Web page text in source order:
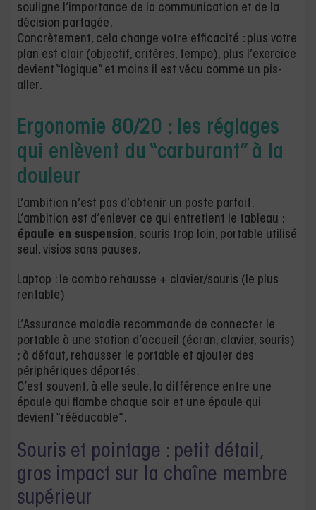
souligne l’importance de la communication et de la
décision partagée.
Concrètement, cela change votre efficacité : plus votre
plan est clair (objectif, critères, tempo), plus l’exercice
devient “logique” et moins il est vécu comme un pis-
aller.
Ergonomie 80/20 : les réglages
qui enlèvent du “carburant” à la
douleur
L’ambition n’est pas d’obtenir un poste parfait.
L’ambition est d’enlever ce qui entretient le tableau :
épaule en suspension, souris trop loin, portable utilisé
seul, visios sans pauses.
Laptop : le combo rehausse + clavier/souris (le plus
rentable)
L’Assurance maladie recommande de connecter le
portable à une station d’accueil (écran, clavier, souris)
; à défaut, rehausser le portable et ajouter des
périphériques déportés.
C’est souvent, à elle seule, la différence entre une
épaule qui flambe chaque soir et une épaule qui
devient “rééducable”.
Souris et pointage : petit détail,
gros impact sur la chaîne membre
supérieur